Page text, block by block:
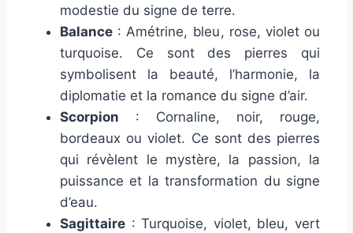
modestie du signe de terre.
Balance : Amétrine, bleu, rose, violet ou
turquoise. Ce sont des pierres qui
symbolisent la beauté, l’harmonie, la
diplomatie et la romance du signe d’air.
Scorpion : Cornaline, noir, rouge,
bordeaux ou violet. Ce sont des pierres
qui révèlent le mystère, la passion, la
puissance et la transformation du signe
d’eau.
Sagittaire : Turquoise, violet, bleu, vert